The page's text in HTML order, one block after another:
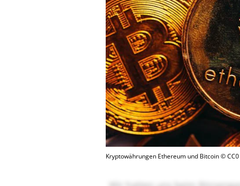
Kryptowährungen Ethereum und Bitcoin © CC0